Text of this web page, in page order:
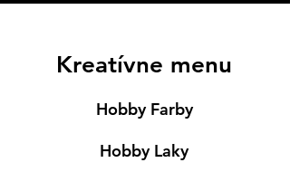
Kreatívne menu
Hobby Farby
Hobby Laky